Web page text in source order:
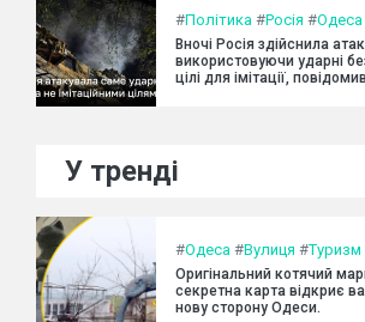
#Політика #Росія #Одеса
Вночі Росія здійснила
використовуючи ударні
цілі для імітації,
У тренді
#Одеса #Вулиця #Туризм
Оригінальний котячий
секретна карта відкриє
нову сторону Одеси.